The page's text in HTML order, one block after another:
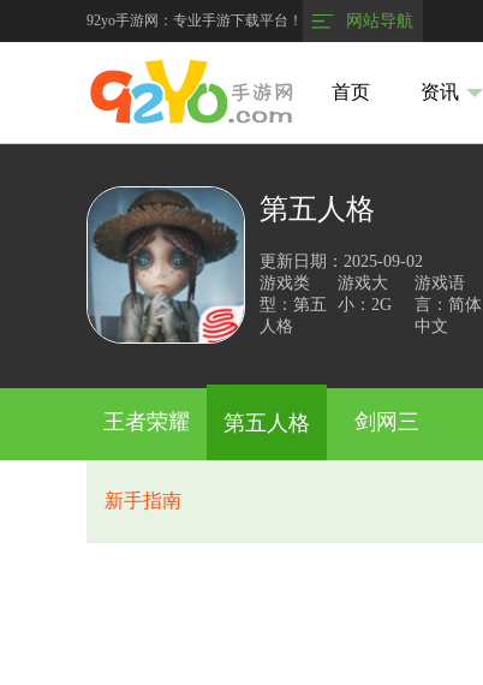
92yo手游网：专业手游下载平台！ 网站导航
首页 资讯
第五人格
更新日期：2025-09-02
游戏类
型：第五
人格
游戏大
小：2G
游戏语
言：简体
中文
王者荣耀 第五人格 剑网三
新手指南